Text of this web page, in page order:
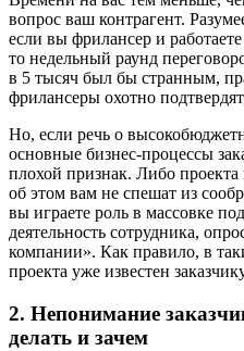
вопрос ваш контрагент.
если вы фрилансер и
то недельный раунд
в 5 тысяч был бы странным,
фрилансеры охотно
Но, если речь о
основные бизнес-процессы
плохой признак. Либо проекта
об этом вам не спешат из
вы играете роль в массовке
деятельность сотрудника,
компании». Как правило, в
проекта уже известен
2. Непонимание
делать и зачем